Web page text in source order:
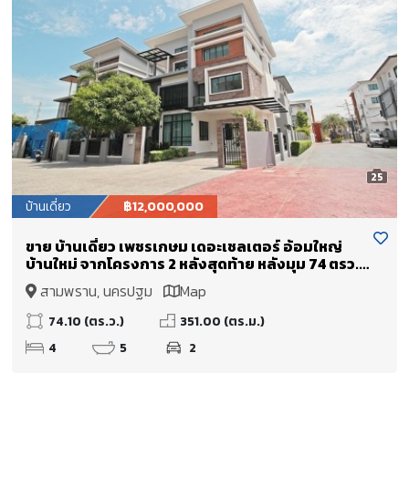
25
บ้านเดี่ยว ฿12,000,000
ขาย บ้านเดี่ยว เพชรเกษม เดอะเชลเตอร์ อ้อมใหญ่
บ้านใหม่ จากโครงการ 2 หลังสุดท้าย หลังมุม 74 ตรว.
ราคาพิเศษ
สามพราน, นครปฐม Map
74.10 (ตร.ว.)
351.00 (ตร.ม.)
4
5 2